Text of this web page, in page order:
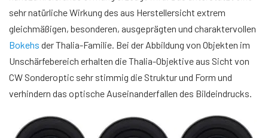
sehr natürliche Wirkung des aus Herstellersicht extrem
gleichmäßigen, besonderen, ausgeprägten und charaktervollen
Bokehs der Thalia-Familie. Bei der Abbildung von Objekten im
Unschärfebereich erhalten die Thalia-Objektive aus Sicht von
CW Sonderoptic sehr stimmig die Struktur und Form und
verhindern das optische Auseinanderfallen des Bildeindrucks.